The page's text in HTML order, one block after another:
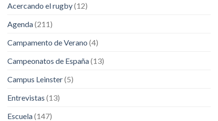
Acercando el rugby(12)
Agenda(211)
Campamento de Verano (4)
Campeonatos de España(13)
Campus Leinster(5)
Entrevistas (13)
Escuela(147)